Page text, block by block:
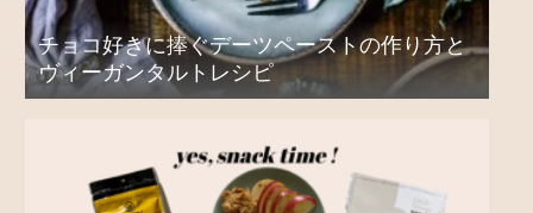
チョコ好きに捧ぐデーツペーストの作り方と
ヴィーガンタルトレシピ